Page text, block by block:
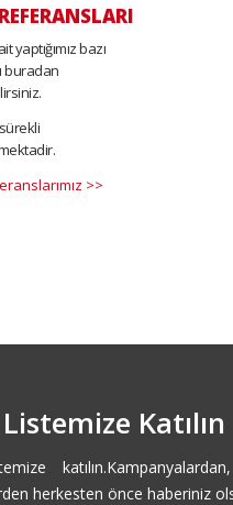
yaptığımız bazı
buradan
>>
Katılın
herkesten önce haberiniz